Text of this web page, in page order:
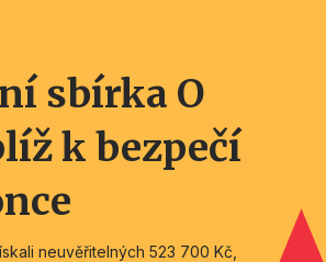
sbírka O
k bezpečí
neuvěřitelných 523 700 Kč,